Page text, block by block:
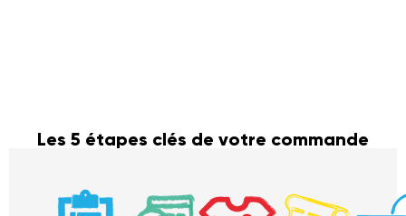
Les 5 étapes clés de votre commande